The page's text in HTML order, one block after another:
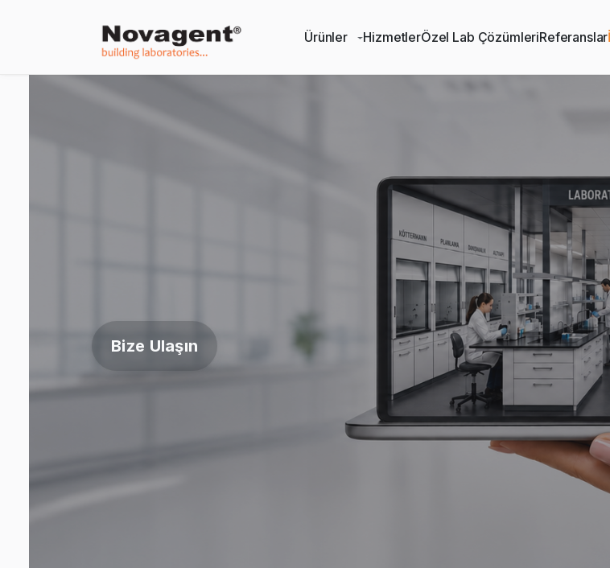
Ürünler HizmetlerÖzel Lab ÇözümleriReferanslar
Bize Ulaşın